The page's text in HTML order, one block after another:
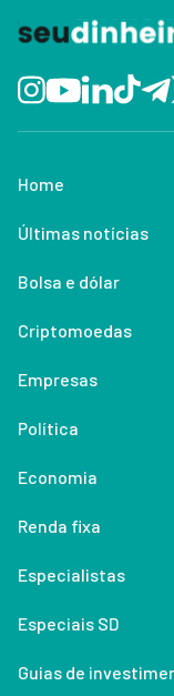
Home
Últimas notícias
Bolsa e dólar
Criptomoedas
Empresas
Política
Economia
Renda fixa
Especialistas
Especiais SD
Guias de